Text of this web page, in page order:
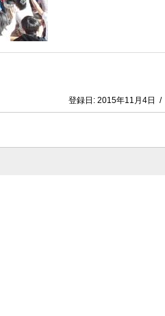
登録日: 2015年11月4日 /